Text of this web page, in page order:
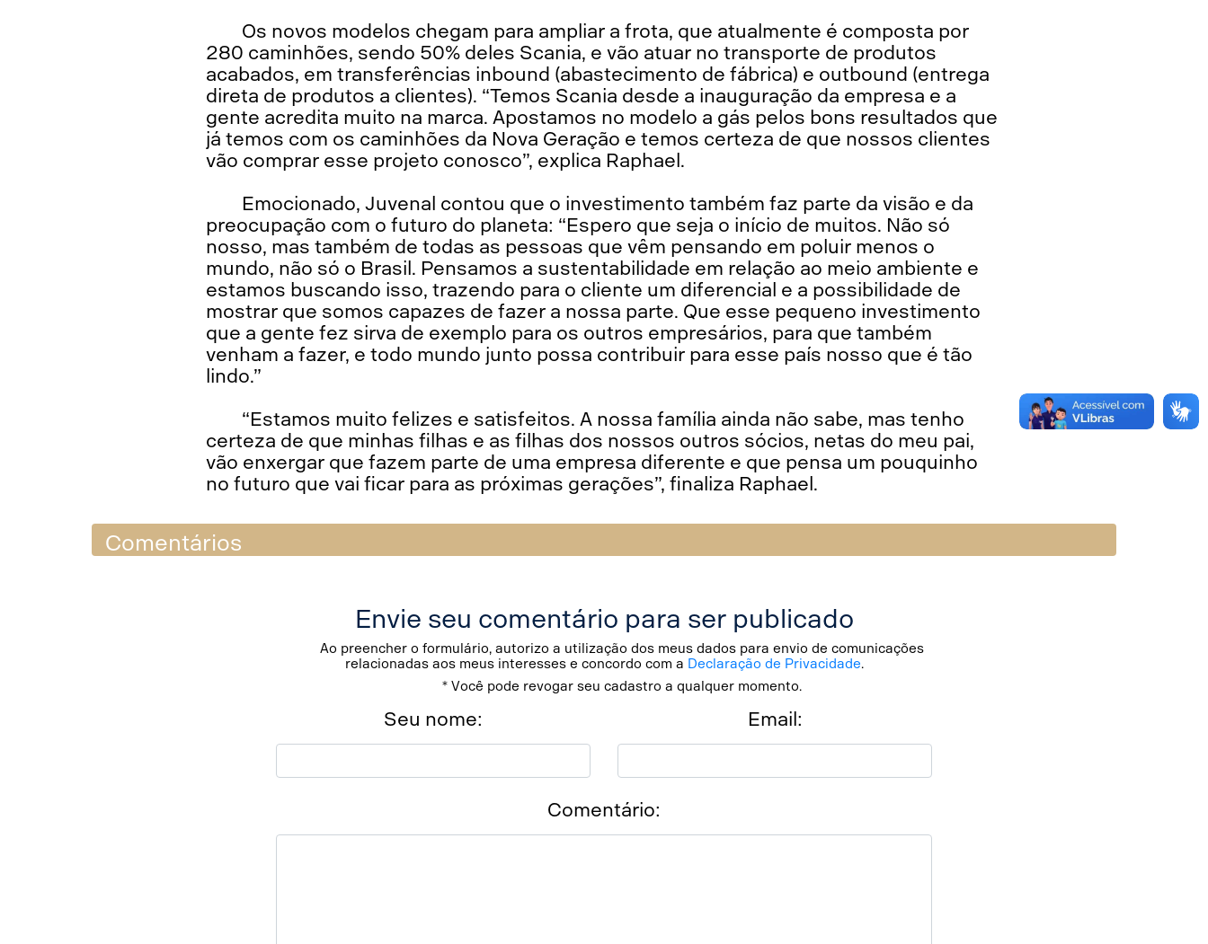
Os novos modelos chegam para ampliar a frota, que atualmente é composta por
280 caminhões, sendo 50% deles Scania, e vão atuar no transporte de produtos
acabados, em transferências inbound (abastecimento de fábrica) e outbound (entrega
direta de produtos a clientes). “Temos Scania desde a inauguração da empresa e a
gente acredita muito na marca. Apostamos no modelo a gás pelos bons resultados que
já temos com os caminhões da Nova Geração e temos certeza de que nossos clientes
vão comprar esse projeto conosco”, explica Raphael.
Emocionado, Juvenal contou que o investimento também faz parte da visão e da
preocupação com o futuro do planeta: “Espero que seja o início de muitos. Não só
nosso, mas também de todas as pessoas que vêm pensando em poluir menos o
mundo, não só o Brasil. Pensamos a sustentabilidade em relação ao meio ambiente e
estamos buscando isso, trazendo para o cliente um diferencial e a possibilidade de
mostrar que somos capazes de fazer a nossa parte. Que esse pequeno investimento
que a gente fez sirva de exemplo para os outros empresários, para que também
venham a fazer, e todo mundo junto possa contribuir para esse país nosso que é tão
lindo.”
“Estamos muito felizes e satisfeitos. A nossa família ainda não sabe, mas tenho
certeza de que minhas filhas e as filhas dos nossos outros sócios, netas do meu pai,
vão enxergar que fazem parte de uma empresa diferente e que pensa um pouquinho
no futuro que vai ficar para as próximas gerações”, finaliza Raphael.
Comentários
Envie seu comentário para ser publicado
Ao preencher o formulário, autorizo a utilização dos meus dados para envio de comunicações
relacionadas aos meus interesses e concordo com a Declaração de Privacidade.
* Você pode revogar seu cadastro a qualquer momento.
Seu nome: Email:
Comentário: